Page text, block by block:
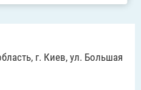
г. Киев, ул. Большая